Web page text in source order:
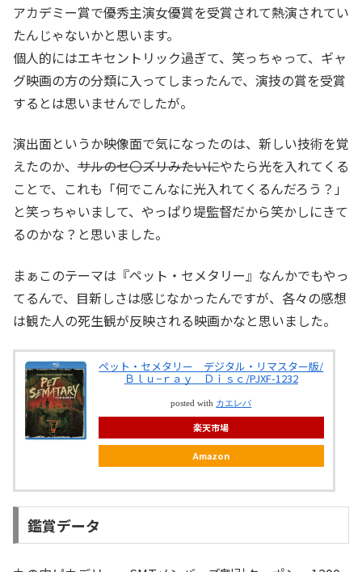
アカデミー賞で優秀主演女優賞を受賞されて熱演されてい
たんじゃないかと思います。
個人的にはエキセントリック過ぎて、笑っちゃって、ギャ
グ映画の方の分類に入ってしまったんで、演技の賞を受賞
するとは思いませんでしたが。
演出面というか映像面で気になったのは、新しい技術を覚
えたのか、 サルのセ〇ズリみたいにやたら光を入れてくる
ことで、これも「何でこんなに光入れてくるんだろう？」
と笑っちゃいまして、やっぱり堤監督だから笑かしにきて
るのかな？と思いました。
まぁこのテーマは『ペット・セメタリー』なんかでもやっ
てるんで、目新しさは感じなかったんですが、各々の感想
は観た人の死生観が反映される映画かなと思いました。
ペット・セメタリー デジタル・リマスター版/
Ｂｌｕ−ｒａｙ Ｄｉｓｃ/PJXF-1232
posted with カエレバ
楽天市場
Amazon
鑑賞データ